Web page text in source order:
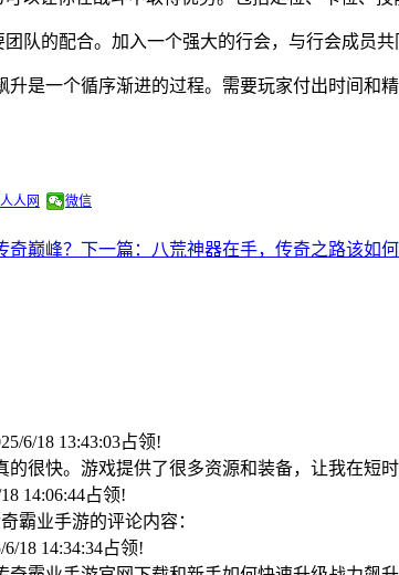
队的配合。加入一个强大的行会，与行会成员
是一个循序渐进的过程。需要玩家付出时间
人人网 微信
巅峰？ 下一篇：八荒神器在手，传奇之路该如何
6/18 13:43:03占领!
很快。游戏提供了很多资源和装备，让我在短
14:06:44占领!
霸业手游的评论内容：
6/18 14:34:34占领!